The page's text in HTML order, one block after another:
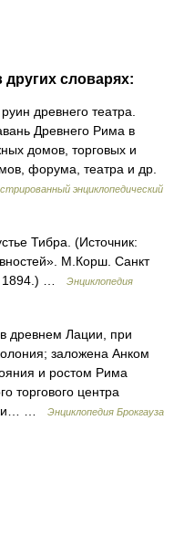
словарях:
древнего театра.
Древнего Рима в
домов, торговых и
форума, театра и др.
энциклопедический
Тибра. (Источник:
М.Корш. Санкт
1894.) …
Энциклопедия
древнем Лации, при
заложена Анком
и ростом Рима
торгового центра
…
Энциклопедия Брокгауза